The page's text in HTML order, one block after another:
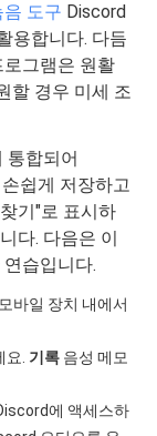
도구 Discord
용합니다. 다듬
그램은 원활
할 경우 미세 조
통합되어
쉽게 저장하고
기"로 표시하
다. 다음은 이
습입니다.
모바일 장치 내에서
. 기록 음성 메모
에 액세스하